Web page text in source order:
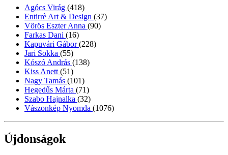
Agócs Virág (418)
Entirrè Art & Design (37)
Vörös Eszter Anna (90)
Farkas Dani (16)
Kapuvári Gábor(228)
Jari Sokka (55)
Kószó András (138)
Kiss Anett (51)
Nagy Tamás (101)
Hegedűs Márta (71)
Szabo Hajnalka (32)
Vászonkép Nyomda (1076)
Újdonságok